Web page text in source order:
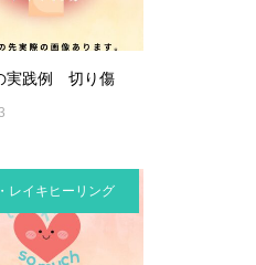
実践例 切り傷
レイキヒーリング